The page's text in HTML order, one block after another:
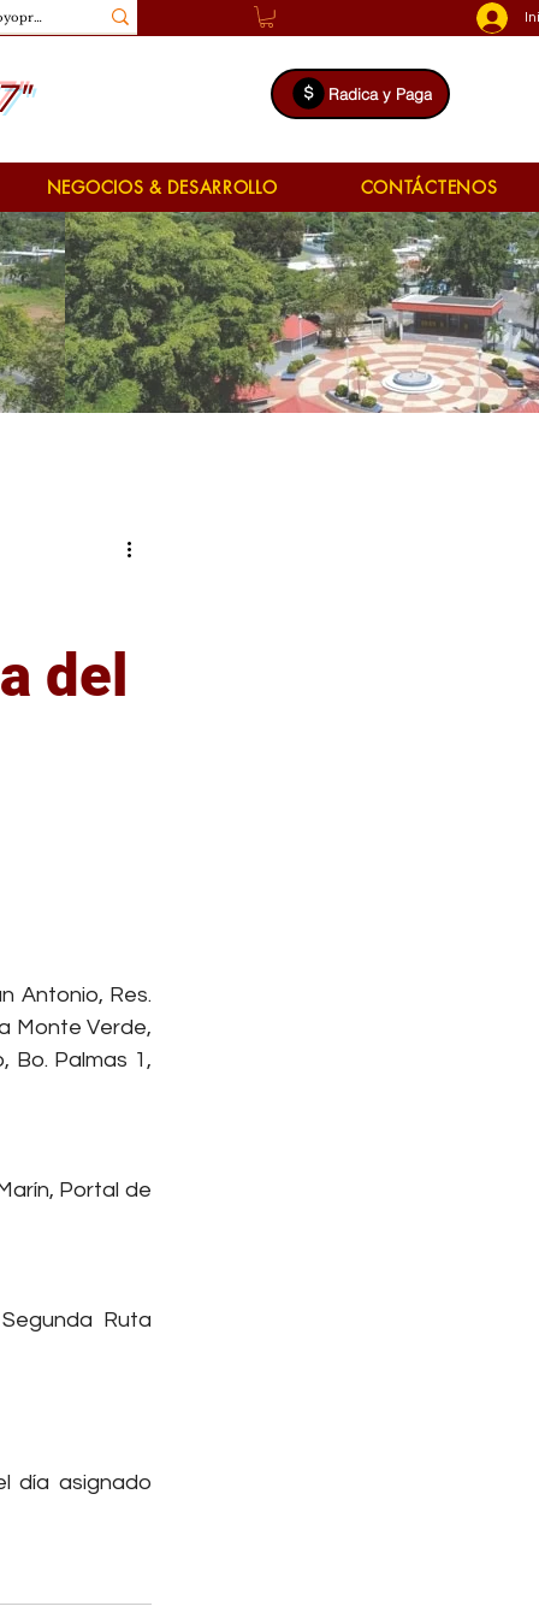
Radica y Paga
NEGOCIOS & DESARROLLO CONTÁCTENOS
del
Antonio, Res.
Monte Verde,
Bo. Palmas 1,
Portal de
Ruta
día asignado